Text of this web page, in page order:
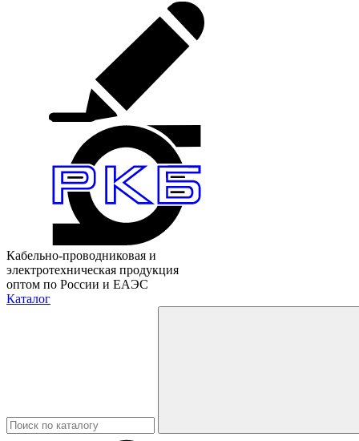
Кабельно-проводниковая и
электротехническая продукция
оптом по России и ЕАЭС
Каталог